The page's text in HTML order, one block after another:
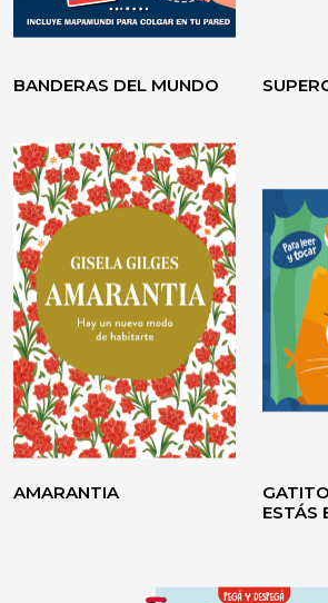
BANDERAS DEL MUNDO
AMARANTIA
ESTÁS